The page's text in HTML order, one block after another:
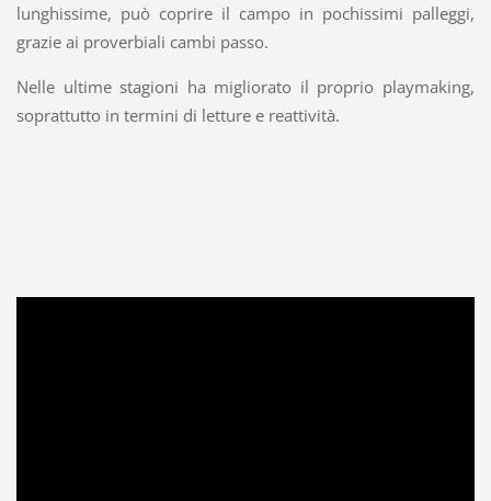
lunghissime, può coprire il campo in pochissimi palleggi,
grazie ai proverbiali cambi passo.
Nelle ultime stagioni ha migliorato il proprio playmaking,
soprattutto in termini di letture e reattività.